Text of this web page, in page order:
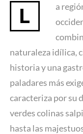
L a
naturaleza idílica,
historia y una
paladares más
caracteriza por su
verdes colinas
hasta las